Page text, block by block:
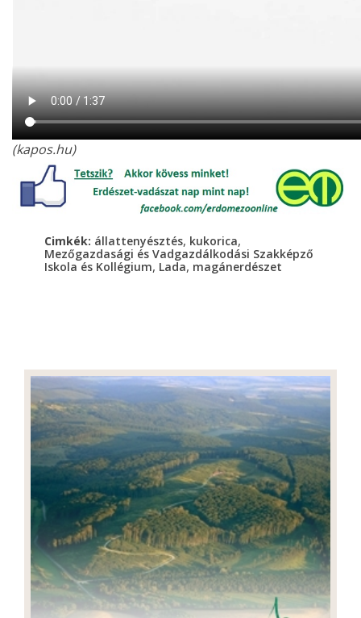
(kapos.hu)
Cimkék: állattenyésztés, kukorica,
Mezőgazdasági és Vadgazdálkodási Szakképző
Iskola és Kollégium, Lada, magánerdészet